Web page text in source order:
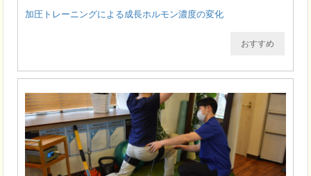
加圧トレーニングによる成長ホルモン濃度の変化
おすすめ